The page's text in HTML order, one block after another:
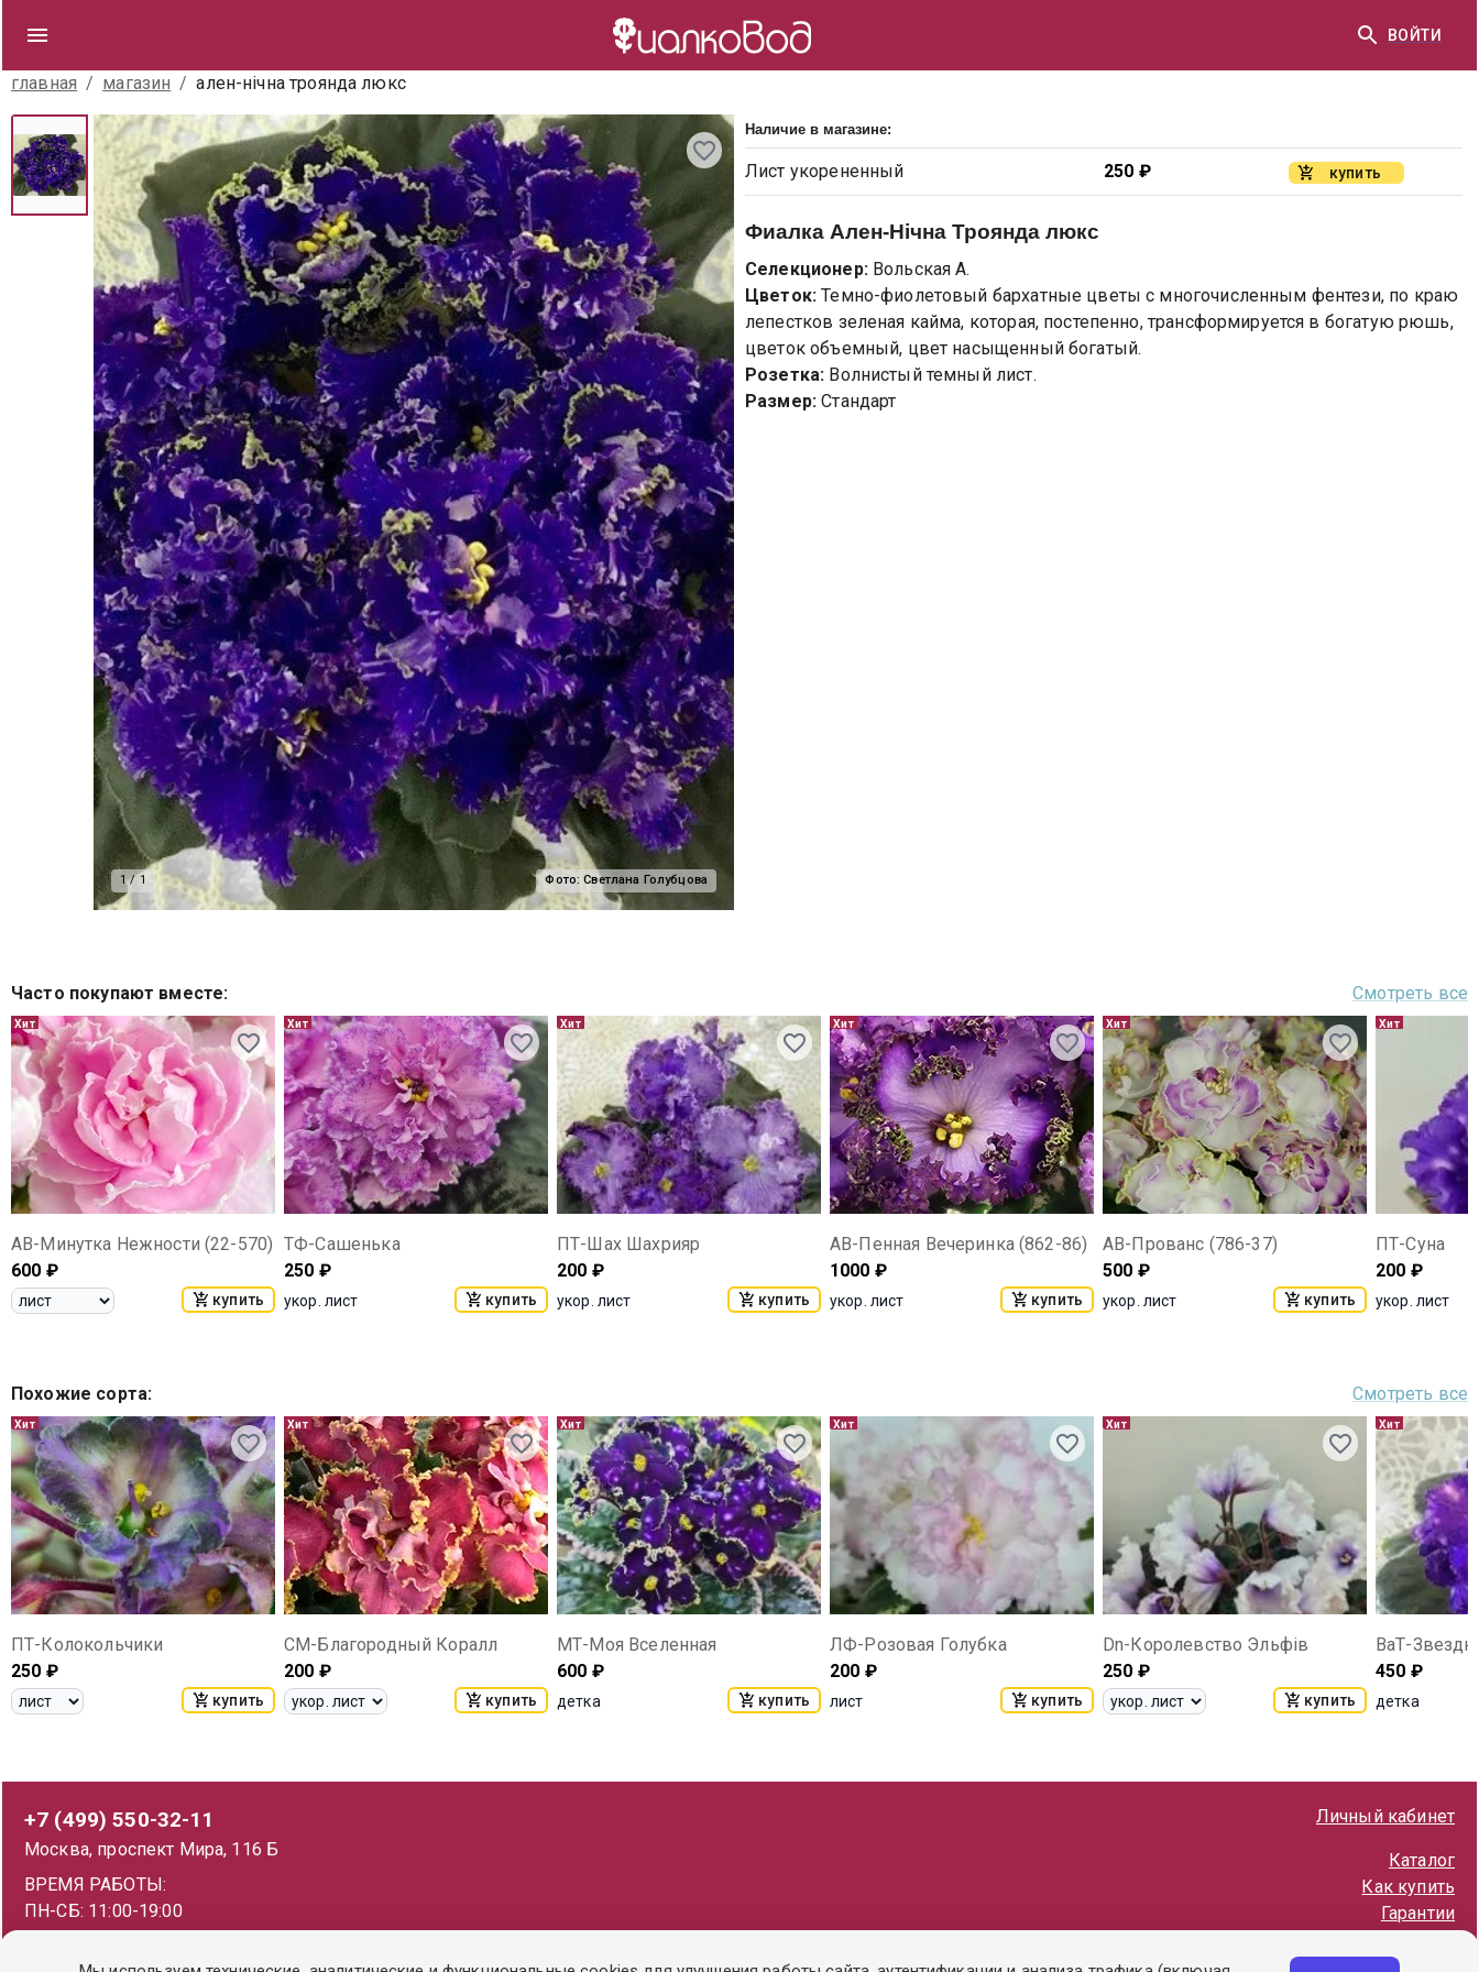
ВОЙТИ
главная / магазин / ален-нічна троянда люкс
1/ 1 Фото:Светлана Голубцова
Наличие в магазине:
Лист укорененный 250 ₽ купить
Фиалка Ален-Нічна Троянда люкс
Селекционер: Вольская А.
Цветок: Темно-фиолетовый бархатные цветы с многочисленным фентези, по краю
лепестков зеленая кайма, которая, постепенно, трансформируется в богатую рюшь,
цветок объемный, цвет насыщенный богатый.
Розетка: Волнистый темный лист.
Размер: Стандарт
Часто покупают вместе: Смотреть все
Хит
АВ-Минутка Нежности (22-570)
600 ₽
купить
Хит
ТФ-Сашенька
250 ₽
укор. лист купить
Хит
ПТ-Шах Шахрияр
200 ₽
укор. лист купить
Хит
АВ-Пенная Вечеринка (862-86)
1000 ₽
укор. лист купить
Хит
АВ-Прованс (786-37)
500 ₽
укор. лист купить
Хит
ПТ-Суна
200 ₽
укор. лист
Похожие сорта: Смотреть все
Хит
ПТ-Колокольчики
250 ₽
купить
Хит
СМ-Благородный Коралл
200 ₽
купить
Хит
МТ-Моя Вселенная
600 ₽
детка купить
Хит
ЛФ-Розовая Голубка
200 ₽
лист купить
Хит
Dn-Королевство Эльфiв
250 ₽
купить
Хит
ВаТ-
450 ₽
детка
+7 (499) 550-32-11
Москва, проспект Мира, 116 Б
ВРЕМЯ РАБОТЫ:
ПН-СБ: 11:00-19:00
ВС: 11:00-18:00
Личный кабинет
Каталог
Как купить
Гарантии
Политика обработки ПД